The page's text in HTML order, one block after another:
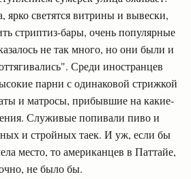
ярко светятся витрины и вывески,
стриптиз-бары, очень популярные
не так много, но они были и
Среди иностранцев
парни с одинаковой стрижкой
и матросы, прибывшие на какие-
Служивые попивали пиво и
и стройных таек. И уж, если бы
место, то американцев в Паттайе,
не было бы.